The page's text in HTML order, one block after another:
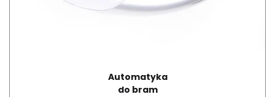
Automatyka
do bram